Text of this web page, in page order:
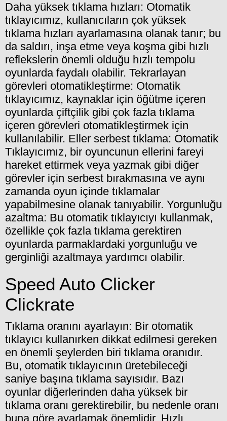
Daha yüksek tıklama hızları: Otomatik
tıklayıcımız, kullanıcıların çok yüksek
tıklama hızları ayarlamasına olanak tanır; bu
da saldırı, inşa etme veya koşma gibi hızlı
reflekslerin önemli olduğu hızlı tempolu
oyunlarda faydalı olabilir. Tekrarlayan
görevleri otomatikleştirme: Otomatik
tıklayıcımız, kaynaklar için öğütme içeren
oyunlarda çiftçilik gibi çok fazla tıklama
içeren görevleri otomatikleştirmek için
kullanılabilir. Eller serbest tıklama: Otomatik
Tıklayıcımız, bir oyuncunun ellerini fareyi
hareket ettirmek veya yazmak gibi diğer
görevler için serbest bırakmasına ve aynı
zamanda oyun içinde tıklamalar
yapabilmesine olanak tanıyabilir. Yorgunluğu
azaltma: Bu otomatik tıklayıcıyı kullanmak,
özellikle çok fazla tıklama gerektiren
oyunlarda parmaklardaki yorgunluğu ve
gerginliği azaltmaya yardımcı olabilir.
Speed Auto Clicker
Clickrate
Tıklama oranını ayarlayın: Bir otomatik
tıklayıcı kullanırken dikkat edilmesi gereken
en önemli şeylerden biri tıklama oranıdır.
Bu, otomatik tıklayıcının üretebileceği
saniye başına tıklama sayısıdır. Bazı
oyunlar diğerlerinden daha yüksek bir
tıklama oranı gerektirebilir, bu nedenle oranı
buna göre ayarlamak önemlidir. Hızlı